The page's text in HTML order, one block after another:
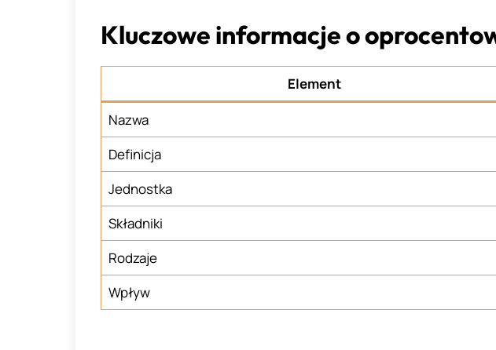
Kluczowe informacje o
Element
Nazwa
Definicja
Jednostka
Składniki
Rodzaje
Wpływ